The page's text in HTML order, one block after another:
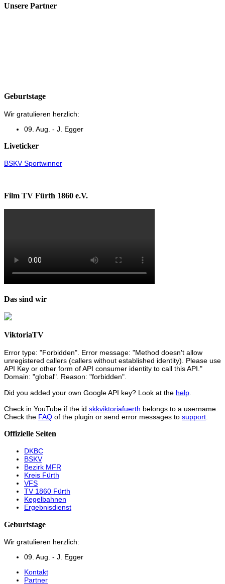
Unsere Partner
Geburtstage
Wir gratulieren herzlich:
09. Aug. - J. Egger
Liveticker
BSKV Sportwinner
Film TV Fürth 1860 e.V.
Das sind wir
ViktoriaTV
Error type: "Forbidden". Error message: "Method doesn't allow
unregistered callers (callers without established identity). Please use
API Key or other form of API consumer identity to call this API."
Domain: "global". Reason: "forbidden".
Did you added your own Google API key? Look at the help
Check in YouTube if the id skkviktoriafuerth belongs to a username.
Check the FAQ of the plugin or send error messages to support
Offizielle Seiten
DKBC
BSKV
Bezirk MFR
Kreis Fürth
VFS
TV 1860 Fürth
Kegelbahnen
Ergebnisdienst
Geburtstage
Wir gratulieren herzlich:
09. Aug. - J. Egger
Kontakt
Partner